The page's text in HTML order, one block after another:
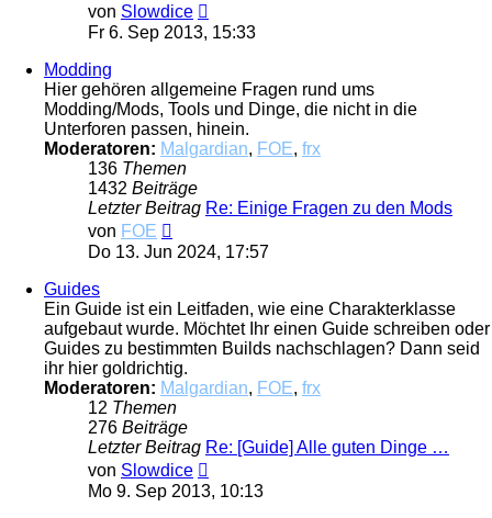
von Slowdice
Beitrag
Fr 6. Sep 2013, 15:33
Modding
Hier gehören allgemeine Fragen rund ums
Modding/Mods, Tools und Dinge, die nicht in die
Unterforen passen, hinein.
Moderatoren: Malgardian, FOE, frx
136 Themen
1432 Beiträge
Letzter Beitrag Re: Einige Fragen zu den Mods
von FOE
Beitrag
Do 13. Jun 2024, 17:57
Guides
Ein Guide ist ein Leitfaden, wie eine Charakterklasse
aufgebaut wurde. Möchtet Ihr einen Guide schreiben oder
Guides zu bestimmten Builds nachschlagen? Dann seid
ihr hier goldrichtig.
Moderatoren: Malgardian, FOE, frx
12 Themen
276 Beiträge
Letzter Beitrag Re: [Guide] Alle guten Dinge …
von Slowdice
Beitrag
Mo 9. Sep 2013, 10:13